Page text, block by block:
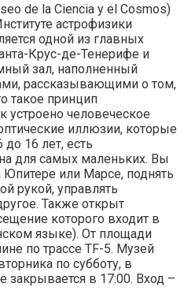
de la Ciencia y el Cosmos)
астрофизики
одной из главных
Круc-де-Тенерифе и
зал, наполненный
рассказывающими о том,
такое принцип
устроено человеческое
иллюзии, которые
16 лет, есть
для самых маленьких. Вы
или Марсе, поднять
рукой, управлять
Также открыт
которого входит в
языке). От площади
по трассе TF-5. Музей
по субботу, в
закрывается в 17:00. Вход –